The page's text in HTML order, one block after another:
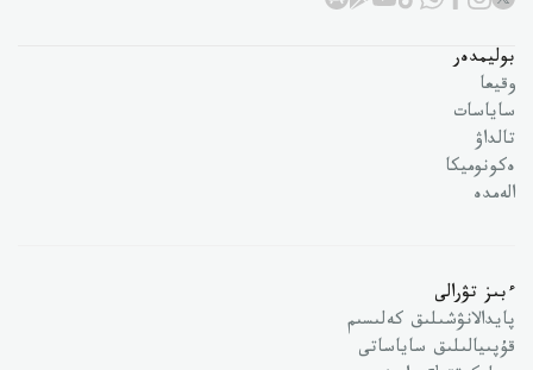
بوليمدەر
وقيعا
ساياسات
تالداۋ
ەكونوميكا
الەمدە
ءبىز تۋرالى
پايدالانۋشىلىق كەلىسىم
قۇپىيالىلىق ساياساتى